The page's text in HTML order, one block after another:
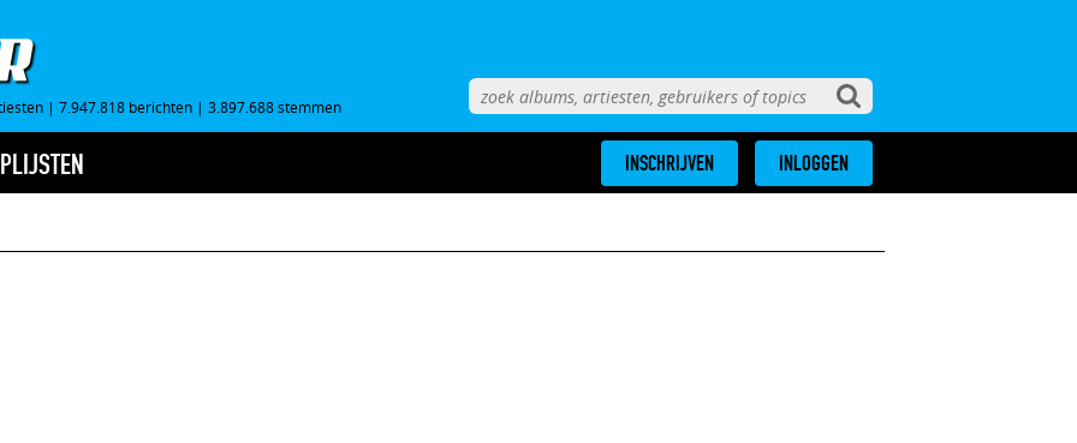
| 7.947.818 berichten | 3.897.688 stemmen
INSCHRIJVEN INLOGGEN